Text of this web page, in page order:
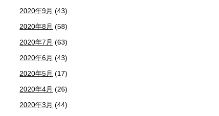
2020年9月 (43)
2020年8月 (58)
2020年7月 (63)
2020年6月 (43)
2020年5月 (17)
2020年4月 (26)
2020年3月 (44)